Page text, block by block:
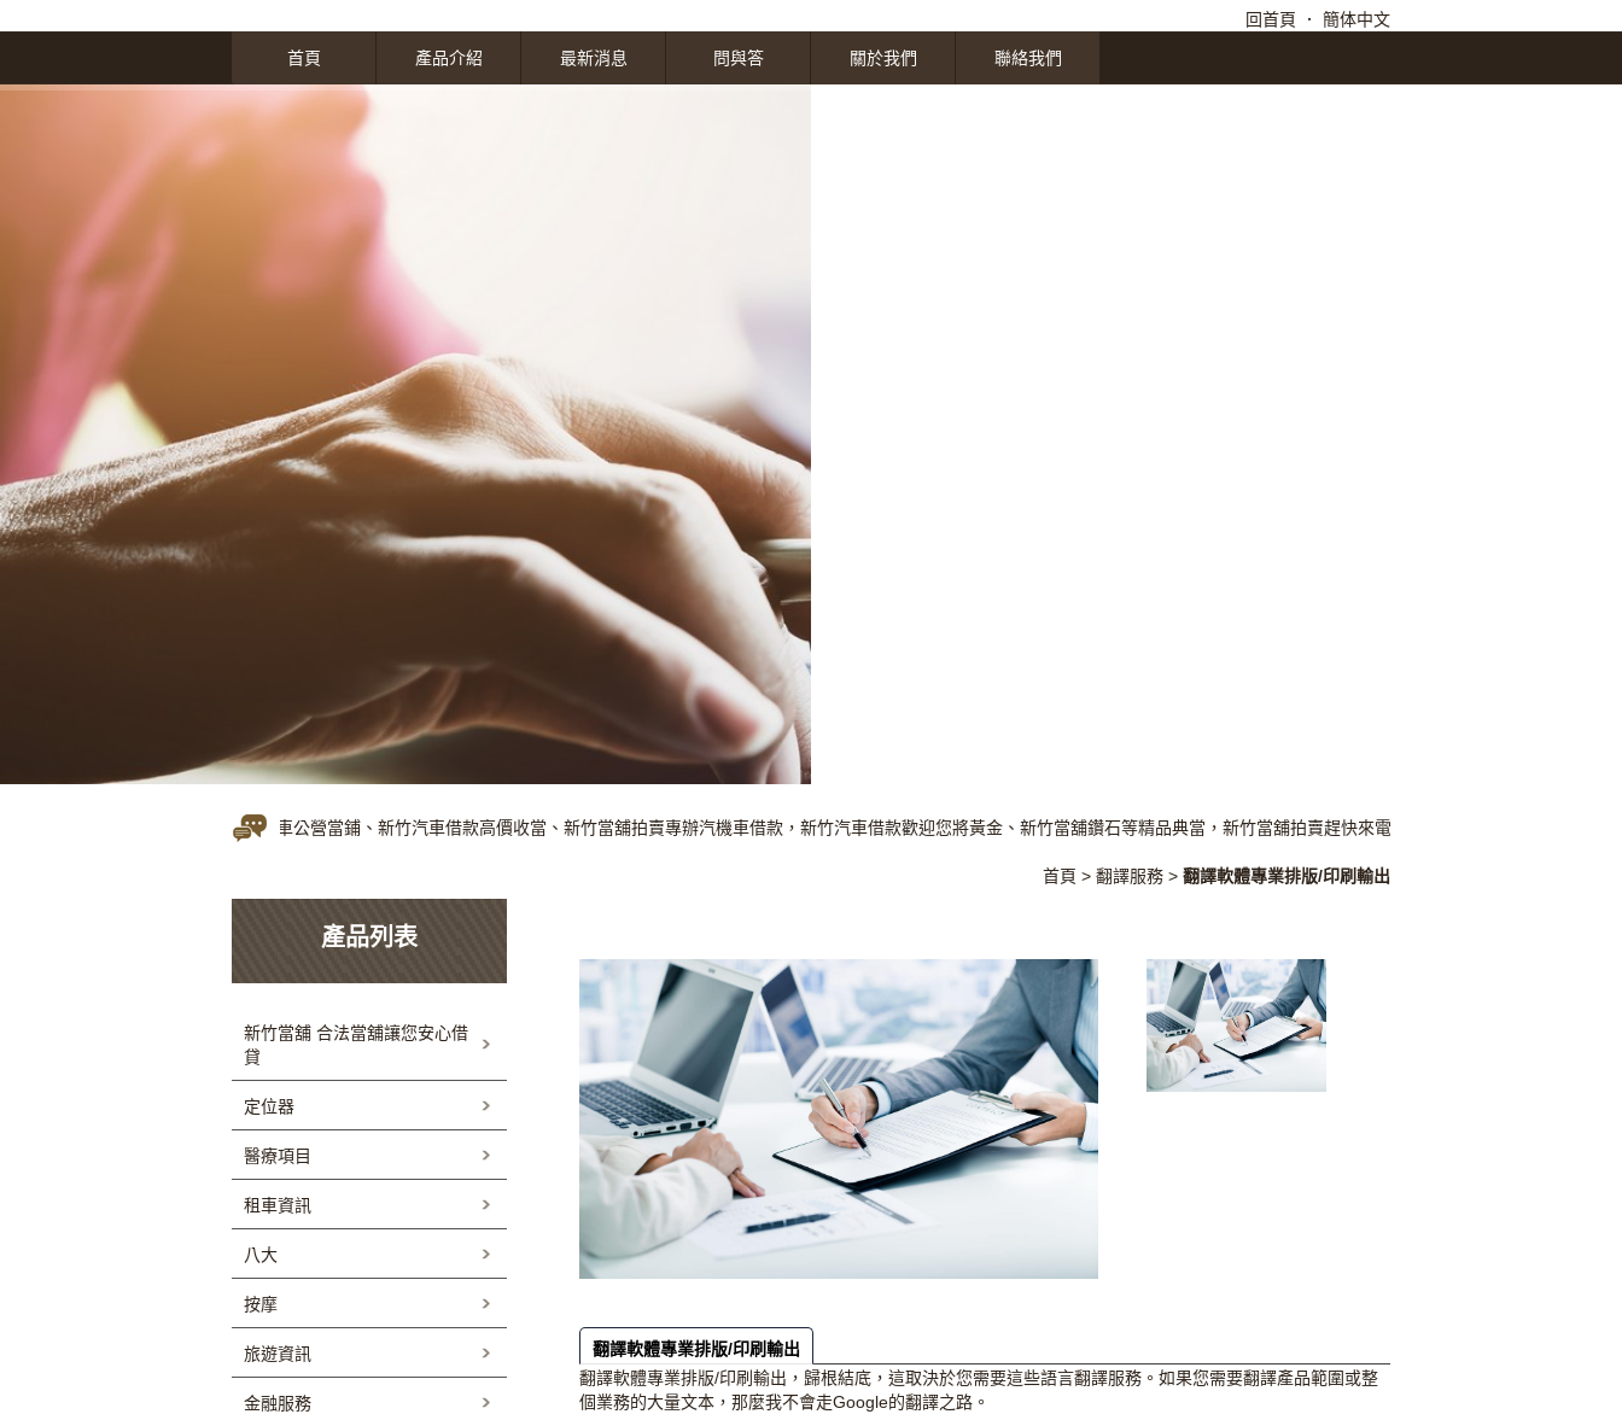
回首頁 ． 簡体中文
首頁
產品介紹 最新消息 問與答 關於我們 聯絡我們
新竹當舖免留車公營當鋪、新竹汽車借款高價收當、新竹當舖拍賣專辦汽機車借款，新竹汽車借款歡迎您將黃金、新竹當舖鑽石等精品典當，新竹當舖拍賣趕快來電!新竹當舖精品免留車借貸
首頁 > 翻譯服務 > 翻譯軟體專業排版/印刷輸出
翻譯軟體專業排版/印刷輸出
翻譯軟體專業排版/印刷輸出，歸根結底，這取決於您需要這些語言翻譯服務。如果您需要翻譯產品範圍或整
個業務的大量文本，那麼我不會走Google的翻譯之路。
產品列表
新竹當舖 合法當舖讓您安心借
貸
定位器
醫療項目
租車資訊
八大
按摩
旅遊資訊
金融服務